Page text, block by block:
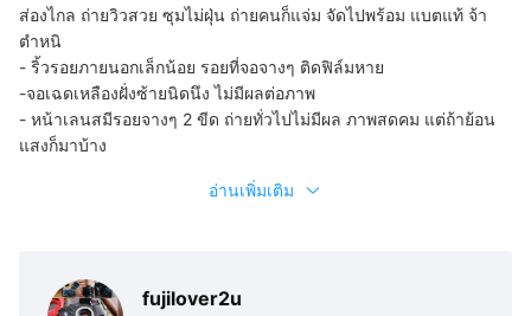
ส่องไกล ถ่ายวิวสวย ซุมไม่ฝุ่น ถ่ายคนก็แจ่ม จัดไปพร้อม แบตแท้ จ้า
ตำหนิ
- ริ้วรอยภายนอกเล็กน้อย รอยที่จอจางๆ ติดฟิล์มหาย
-จอเฉดเหลืองฝั่งซ้ายนิดนึง ไม่มีผลต่อภาพ
- หน้าเลนสมีรอยจางๆ 2 ขีด ถ่ายทั่วไปไม่มีผล ภาพสดคม แต่ถ้าย้อน
แสงก็มาบ้าง
อ่านเพิ่มเติม
fujilover2u